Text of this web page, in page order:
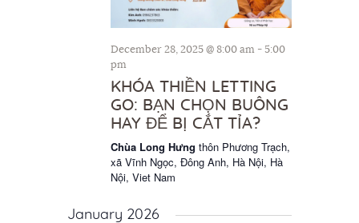
December 28, 2025 @ 8:00 am - 5:00
pm
KHÓA THIỀN LETTING
GO: BẠN CHỌN BUÔNG
HAY ĐỂ BỊ CẮT TỈA?
Chùa Long Hưng thôn Phương Trạch,
xã Vĩnh Ngọc, Đông Anh, Hà Nội, Hà
Nội, Viet Nam
January 2026